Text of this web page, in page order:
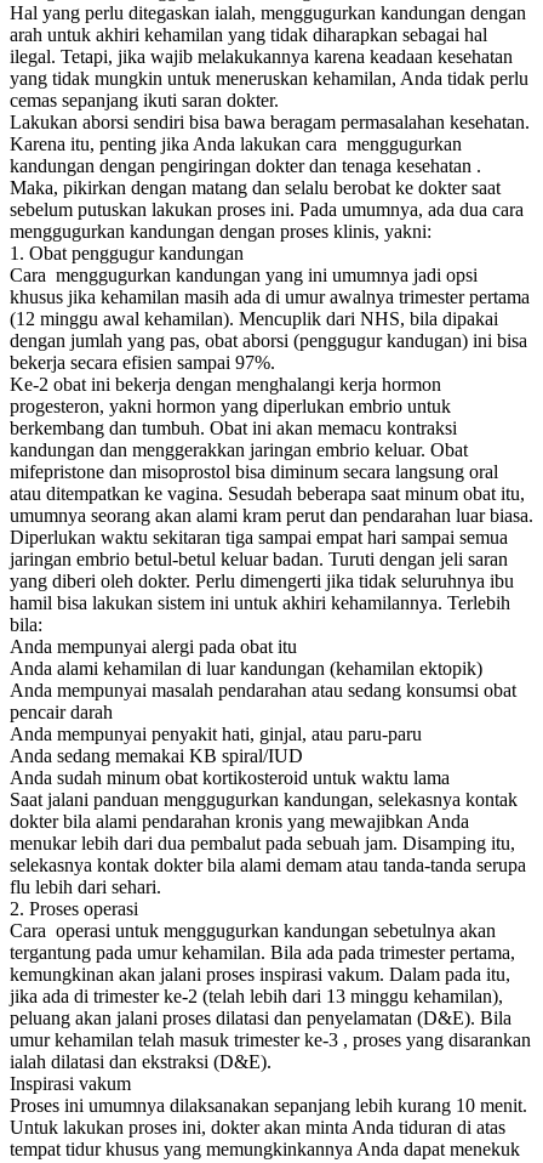
Hal yang perlu ditegaskan ialah, menggugurkan kandungan dengan
arah untuk akhiri kehamilan yang tidak diharapkan sebagai hal
ilegal. Tetapi, jika wajib melakukannya karena keadaan kesehatan
yang tidak mungkin untuk meneruskan kehamilan, Anda tidak perlu
cemas sepanjang ikuti saran dokter.
Lakukan aborsi sendiri bisa bawa beragam permasalahan kesehatan.
Karena itu, penting jika Anda lakukan cara menggugurkan
kandungan dengan pengiringan dokter dan tenaga kesehatan .
Maka, pikirkan dengan matang dan selalu berobat ke dokter saat
sebelum putuskan lakukan proses ini. Pada umumnya, ada dua cara
menggugurkan kandungan dengan proses klinis, yakni:
1. Obat penggugur kandungan
Cara menggugurkan kandungan yang ini umumnya jadi opsi
khusus jika kehamilan masih ada di umur awalnya trimester pertama
(12 minggu awal kehamilan). Mencuplik dari NHS, bila dipakai
dengan jumlah yang pas, obat aborsi (penggugur kandugan) ini bisa
bekerja secara efisien sampai 97%.
Ke-2 obat ini bekerja dengan menghalangi kerja hormon
progesteron, yakni hormon yang diperlukan embrio untuk
berkembang dan tumbuh. Obat ini akan memacu kontraksi
kandungan dan menggerakkan jaringan embrio keluar. Obat
mifepristone dan misoprostol bisa diminum secara langsung oral
atau ditempatkan ke vagina. Sesudah beberapa saat minum obat itu,
umumnya seorang akan alami kram perut dan pendarahan luar biasa.
Diperlukan waktu sekitaran tiga sampai empat hari sampai semua
jaringan embrio betul-betul keluar badan. Turuti dengan jeli saran
yang diberi oleh dokter. Perlu dimengerti jika tidak seluruhnya ibu
hamil bisa lakukan sistem ini untuk akhiri kehamilannya. Terlebih
bila:
Anda mempunyai alergi pada obat itu
Anda alami kehamilan di luar kandungan (kehamilan ektopik)
Anda mempunyai masalah pendarahan atau sedang konsumsi obat
pencair darah
Anda mempunyai penyakit hati, ginjal, atau paru-paru
Anda sedang memakai KB spiral/IUD
Anda sudah minum obat kortikosteroid untuk waktu lama
Saat jalani panduan menggugurkan kandungan, selekasnya kontak
dokter bila alami pendarahan kronis yang mewajibkan Anda
menukar lebih dari dua pembalut pada sebuah jam. Disamping itu,
selekasnya kontak dokter bila alami demam atau tanda-tanda serupa
flu lebih dari sehari.
2. Proses operasi
Cara operasi untuk menggugurkan kandungan sebetulnya akan
tergantung pada umur kehamilan. Bila ada pada trimester pertama,
kemungkinan akan jalani proses inspirasi vakum. Dalam pada itu,
jika ada di trimester ke-2 (telah lebih dari 13 minggu kehamilan),
peluang akan jalani proses dilatasi dan penyelamatan (D&E). Bila
umur kehamilan telah masuk trimester ke-3 , proses yang disarankan
ialah dilatasi dan ekstraksi (D&E).
Inspirasi vakum
Proses ini umumnya dilaksanakan sepanjang lebih kurang 10 menit.
Untuk lakukan proses ini, dokter akan minta Anda tiduran di atas
tempat tidur khusus yang memungkinkannya Anda dapat menekuk